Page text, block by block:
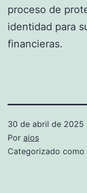
proceso de
identidad para
financieras.
30 de abril de 2025
Por aios
Categorizado como